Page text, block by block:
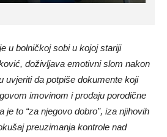
u bolničkoj sobi u kojoj stariji
doživljava emotivni slom nakon
uvjeriti da potpiše dokumente koji
imovinom i prodaju porodične
je to “za njegovo dobro”, iza njihovih
preuzimanja kontrole nad